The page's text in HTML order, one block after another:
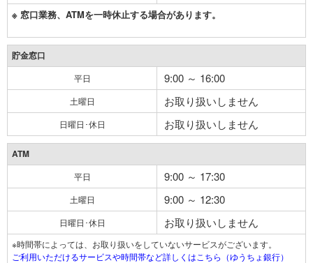
※ 窓口業務、ATMを一時休止する場合があります。
貯金窓口
平日 9:00 ～ 16:00
土曜日 お取り扱いしません
日曜日･休日 お取り扱いしません
ATM
平日 9:00 ～ 17:30
土曜日 9:00 ～ 12:30
日曜日･休日 お取り扱いしません
※時間帯によっては、お取り扱いをしていないサービスがございます。
ご利用いただけるサービスや時間帯など詳しくはこちら（ゆうちょ銀行）